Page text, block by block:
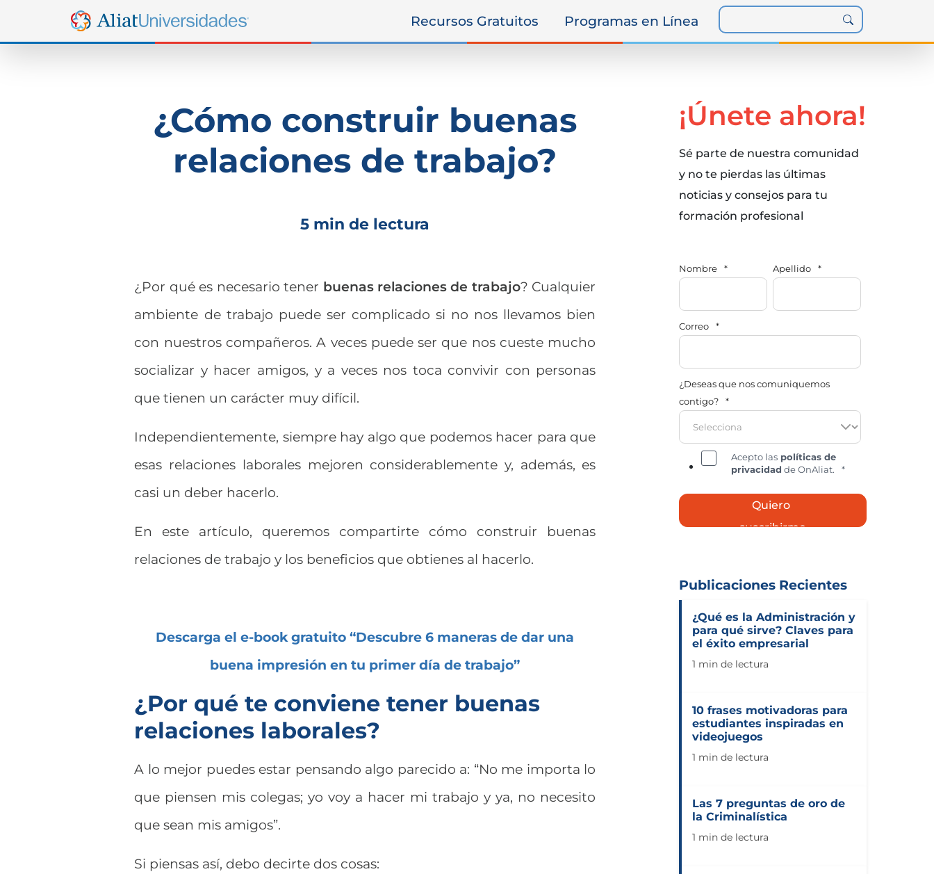
Recursos Gratuitos Programas en Línea
¿Cómo construir buenas
relaciones de trabajo?
5 min de lectura
¿Por qué es necesario tener buenas relaciones de trabajo? Cualquier
ambiente de trabajo puede ser complicado si no nos llevamos bien
con nuestros compañeros. A veces puede ser que nos cueste mucho
socializar y hacer amigos, y a veces nos toca convivir con personas
que tienen un carácter muy difícil.
Independientemente, siempre hay algo que podemos hacer para que
esas relaciones laborales mejoren considerablemente y, además, es
casi un deber hacerlo.
En este artículo, queremos compartirte cómo construir buenas
relaciones de trabajo y los beneficios que obtienes al hacerlo.
Descarga el e-book gratuito “Descubre 6 maneras de dar una
buena impresión en tu primer día de trabajo”
¿Por qué te conviene tener buenas
relaciones laborales?
A lo mejor puedes estar pensando algo parecido a: “No me importa lo
que piensen mis colegas; yo voy a hacer mi trabajo y ya, no necesito
que sean mis amigos”.
Si piensas así, debo decirte dos cosas:
¡Únete ahora!
Sé parte de nuestra comunidad
y no te pierdas las últimas
noticias y consejos para tu
formación profesional
Nombre * Apellido *
Correo *
¿Deseas que nos comuniquemos
contigo?
*
Acepto las políticas de
privacidad de OnAliat. *
Publicaciones Recientes
¿Qué es la Administración y
para qué sirve? Claves para
el éxito empresarial
1 min de lectura
10 frases motivadoras para
estudiantes inspiradas en
videojuegos
1 min de lectura
Las 7 preguntas de oro de
la Criminalística
1 min de lectura